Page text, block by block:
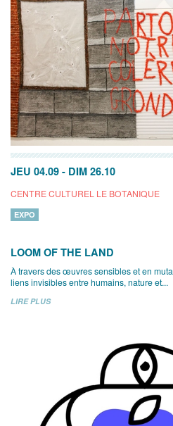
JEU 04.09 - DIM 26.10
CENTRE CULTUREL LE BOTANIQUE
EXPO
LOOM OF THE LAND
À travers des œuvres sensibles et en
liens invisibles entre humains, nature et...
LIRE PLUS